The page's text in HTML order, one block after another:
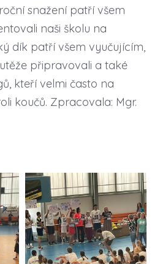
snažení patří všem
naši školu na
dík patří všem vyučujícím,
připravovali a také
kteří velmi často na
koučů. Zpracovala: Mgr.